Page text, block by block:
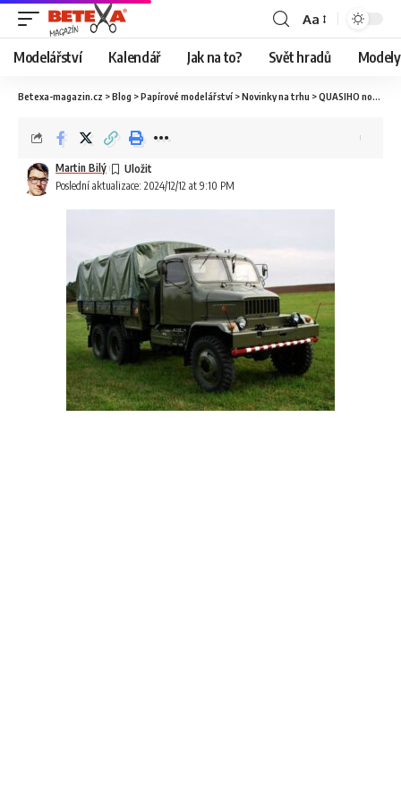
Aa
Modelářství Kalendář Jak na to? Svět hradů
Betexa-magazin.cz >Blog >Papírové modelářství >Novinky na trhu >QUASIHO nová V3Ska na Vianoce
Poslední aktualizace: 2024/12/12 at 9:10 PM
Martin Bilý